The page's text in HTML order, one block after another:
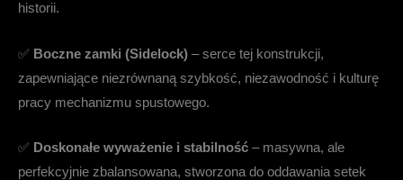
historii.
✅ Boczne zamki (Sidelock) – serce tej konstrukcji,
zapewniające niezrównaną szybkość, niezawodność i kulturę
pracy mechanizmu spustowego.
✅ Doskonałe wyważenie i stabilność – masywna, ale
perfekcyjnie zbalansowana, stworzona do oddawania setek